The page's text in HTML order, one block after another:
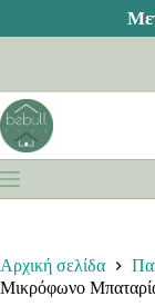
Αρχική σελίδα
Μικρόφωνο